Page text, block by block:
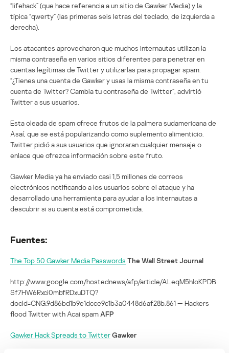
“lifehack” (que hace referencia a un sitio de Gawker Media) y la
típica “qwerty” (las primeras seis letras del teclado, de izquierda a
derecha).
Los atacantes aprovecharon que muchos internautas utilizan la
misma contraseña en varios sitios diferentes para penetrar en
cuentas legítimas de Twitter y utilizarlas para propagar spam.
“¿Tienes una cuenta de Gawker y usas la misma contraseña en tu
cuenta de Twitter? Cambia tu contraseña de Twitter”, advirtió
Twitter a sus usuarios.
Esta oleada de spam ofrece frutos de la palmera sudamericana de
Asaí, que se está popularizando como suplemento alimenticio.
Twitter pidió a sus usuarios que ignoraran cualquier mensaje o
enlace que ofrezca información sobre este fruto.
Gawker Media ya ha enviado casi 1,5 millones de correos
electrónicos notificando a los usuarios sobre el ataque y ha
desarrollado una herramienta para ayudar a los internautas a
descubrir si su cuenta está comprometida.
Fuentes:
The Top 50 Gawker Media Passwords The Wall Street Journal
http://www.google.com/hostednews/afp/article/ALeqM5hloKPDB
Sf7HW6Rxci0mbfRDxuDTQ?
docId=CNG.9d86bd1b9e1dcce9c1b3a0448d6af28b.861 — Hackers
flood Twitter with Acai spam AFP
Gawker Hack Spreads to TwitterGawker